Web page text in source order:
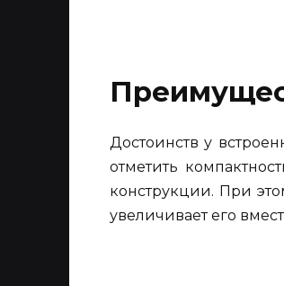
Достоинств у
отметить
конструкции. При
увеличивает его